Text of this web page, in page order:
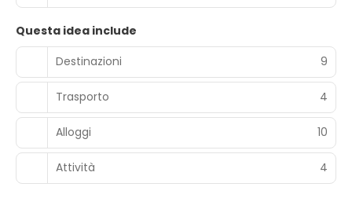
Questa idea include
Destinazioni
9
Trasporto 4
Alloggi 10
Attività 4